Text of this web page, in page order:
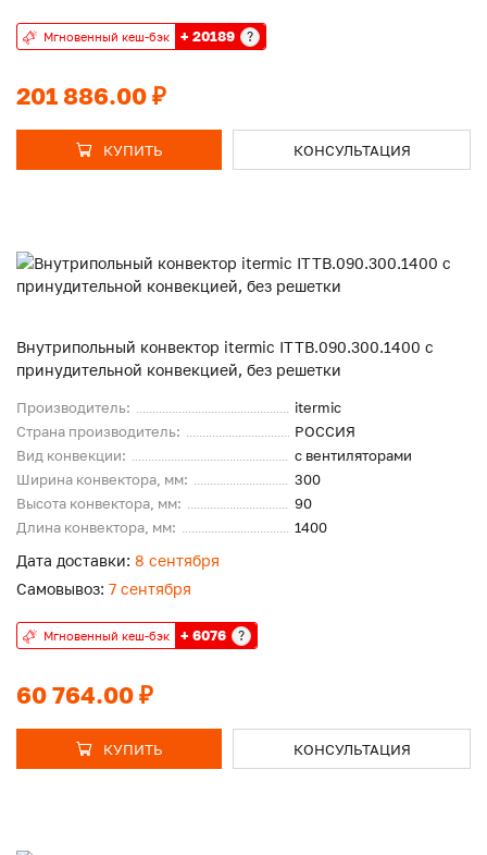
201 886.00 ₽
Мгновенный кеш-бэк + 20189 ?
КУПИТЬ КОНСУЛЬТАЦИЯ
Внутрипольный конвектор itermic ITTB.090.300.1400 с
принудительной конвекцией, без решетки
Производитель:
itermic
Страна производитель:
РОССИЯ
Вид конвекции:
с вентиляторами
Ширина конвектора, мм:
300
Высота конвектора, мм:
90
Длина конвектора, мм:
1400
60 764.00 ₽
Дата доставки: 8 сентября
Самовывоз: 7 сентября
Мгновенный кеш-бэк + 6076 ?
КУПИТЬ КОНСУЛЬТАЦИЯ